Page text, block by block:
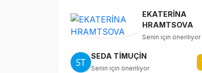
EKATERİNA
HRAMTSOVA
Senin için öneriliyor
SEDA TİMUÇİN
Senin için öneriliyor